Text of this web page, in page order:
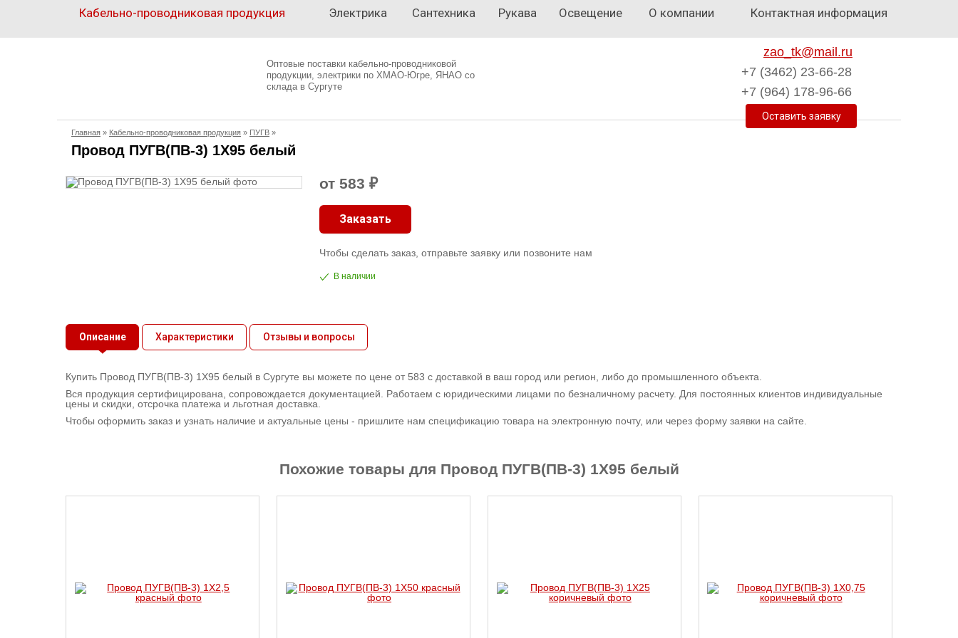
Электрика
Сантехника
Рукава
Контактная
информация
Кабельно-проводниковая продукция Электрика Сантехника Рукава Освещение О компании Контактная информация
Оптовые поставки кабельно-проводниковой
продукции, электрики по ХМАО-Югре, ЯНАО со
склада в Сургуте
zao_tk@mail.ru
+7 (3462) 23-66-28
+7 (964) 178-96-66
Главная » Кабельно-проводниковая продукция » ПУГВ »
Провод ПУГВ(ПВ-3) 1X95 белый
от 583 ₽
Заказать
Чтобы сделать заказ, отправьте заявку или позвоните нам
В наличии
Описание Характеристики Отзывы и вопросы
Купить Провод ПУГВ(ПВ-3) 1X95 белый в Сургуте вы можете по цене от 583 с доставкой в ваш город или регион, либо до промышленного объекта.
Вся продукция сертифицирована, сопровождается документацией. Работаем с юридическими лицами по безналичному расчету. Для постоянных клиентов индивидуальные
цены и скидки, отсрочка платежа и льготная доставка.
Чтобы оформить заказ и узнать наличие и актуальные цены - пришлите нам спецификацию товара на электронную почту, или через форму заявки на сайте.
Похожие товары для Провод ПУГВ(ПВ-3) 1X95 белый